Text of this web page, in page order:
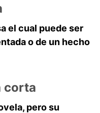
el cual puede ser
o de un hecho
corta
pero su